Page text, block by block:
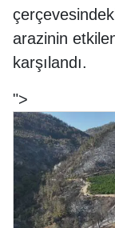
arazinin
karşılandı.
">